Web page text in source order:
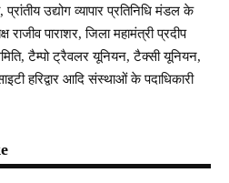
उद्योग व्यापार प्रतिनिधि मंडल के
पाराशर, जिला महामंत्री प्रदीप
टैम्पो ट्रैवलर यूनियन, टैक्सी यूनियन,
हरिद्वार आदि संस्थाओं के पदाधिकारी